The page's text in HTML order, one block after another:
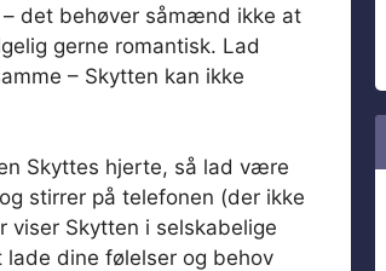
det behøver såmænd ikke at
gerne romantisk. Lad
– Skytten kan ikke
Skyttes hjerte, så lad være
stirrer på telefonen (der ikke
viser Skytten i selskabelige
dine følelser og behov